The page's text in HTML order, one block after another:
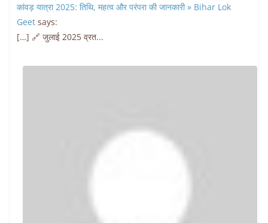
कांवड़ यात्रा 2025: तिथि, महत्व और परंपरा की जानकारी » Bihar Lok
Geet says:
[…] 🔗 जुलाई 2025 व्रत...